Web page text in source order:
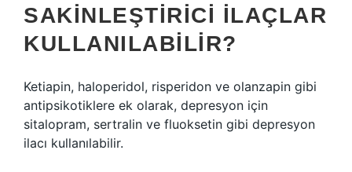
SAKINLEŞTIRICI ILAÇLAR
KULLANILABILIR?
Ketiapin, haloperidol, risperidon ve olanzapin gibi
antipsikotiklere ek olarak, depresyon için
sitalopram, sertralin ve fluoksetin gibi depresyon
ilacı kullanılabilir.